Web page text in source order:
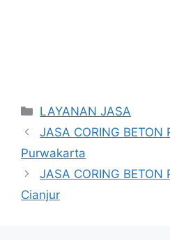
Categories
LAYANAN JASA
JASA CORING BETON
Purwakarta
JASA CORING BETON
Cianjur